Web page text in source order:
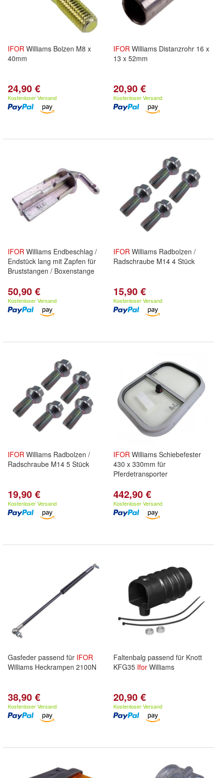
IFOR Williams Bolzen M8 x
40mm
24,90 €
Kostenloser Versand
IFOR Williams Distanzrohr 16 x
13 x 52mm
20,90 €
Kostenloser Versand
IFOR Williams Endbeschlag /
Endstück lang mit Zapfen für
Bruststangen / Boxenstange
50,90 €
Kostenloser Versand
IFOR Williams Radbolzen /
Radschraube M14 4 Stück
15,90 €
Kostenloser Versand
IFOR Williams Radbolzen /
Radschraube M14 5 Stück
19,90 €
Kostenloser Versand
IFOR Williams Schiebefester
430 x 330mm für
Pferdetransporter
442,90 €
Kostenloser Versand
Gasfeder passend für IFOR
Williams Heckrampen 2100N
38,90 €
Kostenloser Versand
Faltenbalg passend für Knott
KFG35 Ifor Williams
20,90 €
Kostenloser Versand